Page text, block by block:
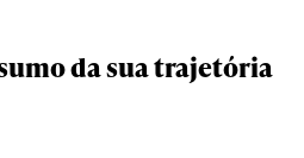
da sua trajetória